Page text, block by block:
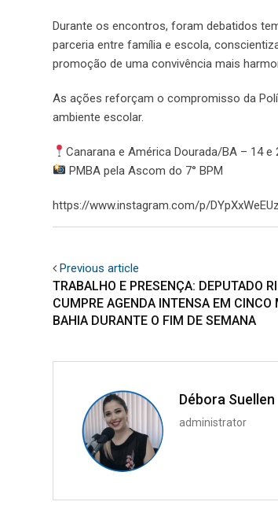
Durante os encontros, foram debatidos
parceria entre família e escola,
promoção de uma convivência mais
As ações reforçam o compromisso da
ambiente escolar.
Canarana e América Dourada/BA – 14 e
PMBA pela Ascom do 7° BPM
https://www.instagram.com/p/
Previous article
TRABALHO E PRESENÇA: DEPUTADO
CUMPRE AGENDA INTENSA EM CINCO
BAHIA DURANTE O FIM DE SEMANA
Débora Suellen
administrator